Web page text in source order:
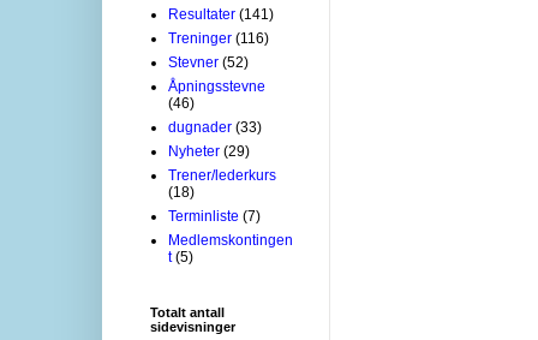
Resultater (141)
Treninger (116)
Stevner (52)
Åpningsstevne
(46)
dugnader (33)
Nyheter (29)
Trener/lederkurs
(18)
Terminliste (7)
Medlemskontingen
t (5)
Totalt antall
sidevisninger